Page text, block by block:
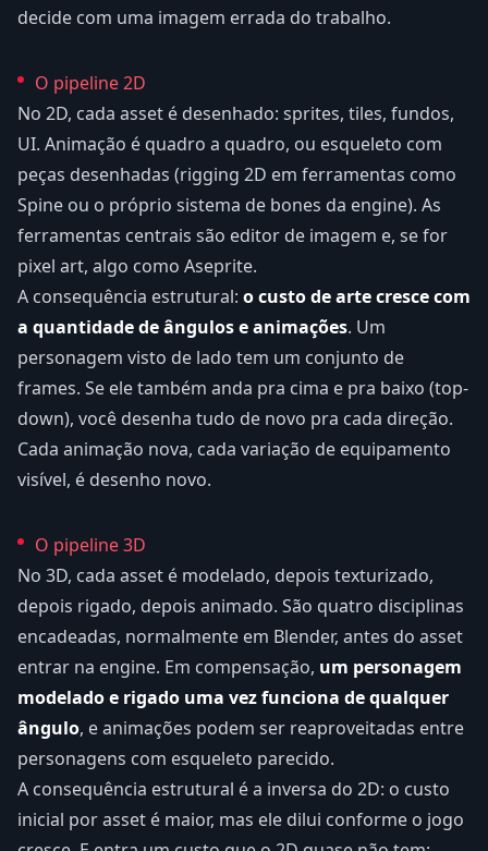
decide com uma imagem errada do trabalho.
O pipeline 2D
No 2D, cada asset é desenhado: sprites, tiles, fundos,
UI. Animação é quadro a quadro, ou esqueleto com
peças desenhadas (rigging 2D em ferramentas como
Spine ou o próprio sistema de bones da engine). As
ferramentas centrais são editor de imagem e, se for
pixel art, algo como Aseprite.
A consequência estrutural: o custo de arte cresce com
a quantidade de ângulos e animações. Um
personagem visto de lado tem um conjunto de
frames. Se ele também anda pra cima e pra baixo (top-
down), você desenha tudo de novo pra cada direção.
Cada animação nova, cada variação de equipamento
visível, é desenho novo.
O pipeline 3D
No 3D, cada asset é modelado, depois texturizado,
depois rigado, depois animado. São quatro disciplinas
encadeadas, normalmente em Blender, antes do asset
entrar na engine. Em compensação, um personagem
modelado e rigado uma vez funciona de qualquer
ângulo, e animações podem ser reaproveitadas entre
personagens com esqueleto parecido.
A consequência estrutural é a inversa do 2D: o custo
inicial por asset é maior, mas ele dilui conforme o jogo